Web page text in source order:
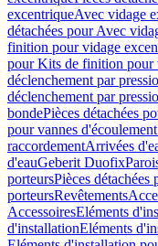
excentriqueAvec vidage
détachées pour Avec
finition pour vidage
pour Kits de finition pour
déclenchement par
déclenchement par
bondePièces détachées
pour vannes
raccordementArrivées
d'eauGeberit Duofix
porteursPièces détachées
porteursRevêtements
AccessoiresEléments
d'installationEléments